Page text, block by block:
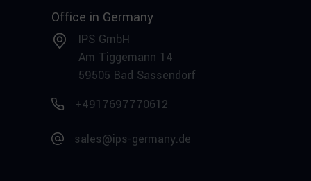
Office in Germany
IPS GmbH
Am Tiggemann 14
59505 Bad Sassendorf
+4917697770612
sales@ips-germany.de